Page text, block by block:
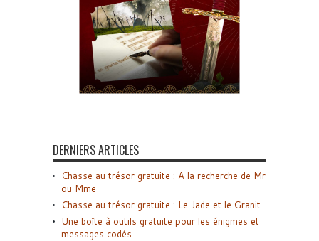
DERNIERS ARTICLES
Chasse au trésor gratuite : A la recherche de Mr
ou Mme
Chasse au trésor gratuite : Le Jade et le Granit
Une boîte à outils gratuite pour les énigmes et
messages codés